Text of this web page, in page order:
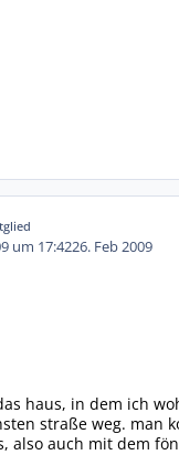
um 17:4226. Feb 2009
haus, in dem ich
straße weg. man
also auch mit dem